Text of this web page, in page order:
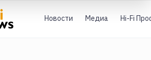
Новости Медиа Hi-Fi